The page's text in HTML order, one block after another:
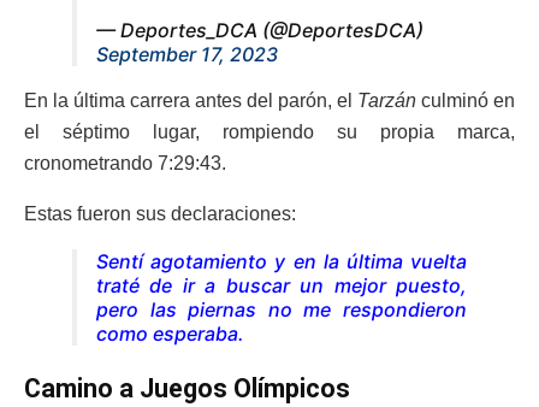
— Deportes_DCA (@DeportesDCA)
September 17, 2023
En la última carrera antes del parón, el Tarzán culminó en
el séptimo lugar, rompiendo su propia marca,
cronometrando 7:29:43.
Estas fueron sus declaraciones:
Sentí agotamiento y en la última vuelta
traté de ir a buscar un mejor puesto,
pero las piernas no me respondieron
como esperaba.
Camino a Juegos Olímpicos